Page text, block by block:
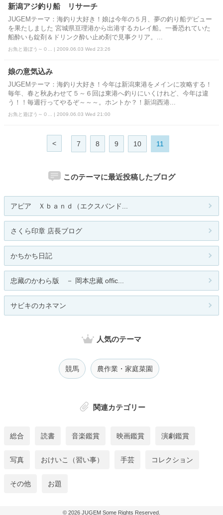
新潟アジ釣り船 リサーチ
JUGEMテーマ：海釣り大好き！娘は今年の５月、夢の釣り船デビュー
を果たしました 宮城県亘理港から出港するカレイ船。一番恐れていた
船酔いも錠剤＆ドリンク酔い止め剤で見事クリア。...
お魚と遊ぼう～０... | 2009.06.03 Wed 23:26
娘の意気込み
JUGEMテーマ：海釣り大好き！今年は新潟東港をメインに攻略する！
毎年、春と秋あわせて５～６回は東港へ釣りにいくけれど、今年は違
う！！毎週行ってやるぞ～～～。ホントか？！新潟西港...
お魚と遊ぼう～０... | 2009.06.03 Wed 21:00
< 7 8 9 10 11
このテーマに最近投稿したブログ
アピア Ｘｂａｎｄ（エクスバンド...
さくら印章 店長ブログ
かちかち日記
忠藏のかわら版 － 岡本忠藏 offic...
サビキのカネマン
人気のテーマ
競馬 農作業・家庭菜園
関連カテゴリー
総合 読書 音楽鑑賞 映画鑑賞 演劇鑑賞
写真 おけいこ（習い事） 手芸 コレクション
その他 お題
© 2026 JUGEM Some Rights Reserved.